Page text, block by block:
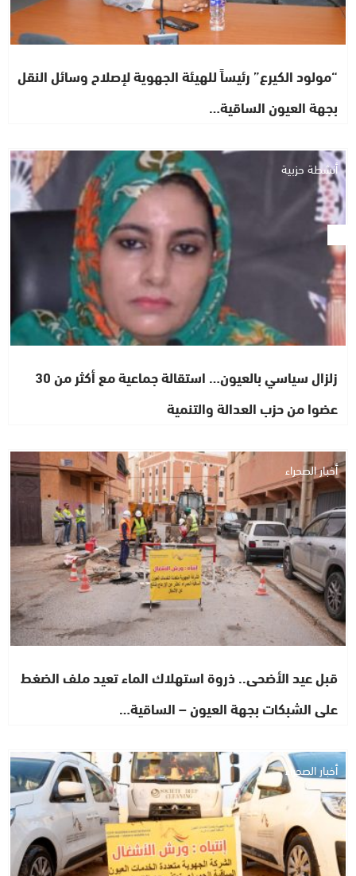
“مولود الكيرع” رئيساً للهيئة الجهوية لإصلاح وسائل النقل
بجهة العيون الساقية…
أنشطة حزبية
زلزال سياسي بالعيون… استقالة جماعية مع أكثر من 30
عضوا من حزب العدالة والتنمية
أخبار الصحراء
قبل عيد الأضحى.. ذروة استهلاك الماء تعيد ملف الضغط
على الشبكات بجهة العيون – الساقية…
أخبار الصحراء